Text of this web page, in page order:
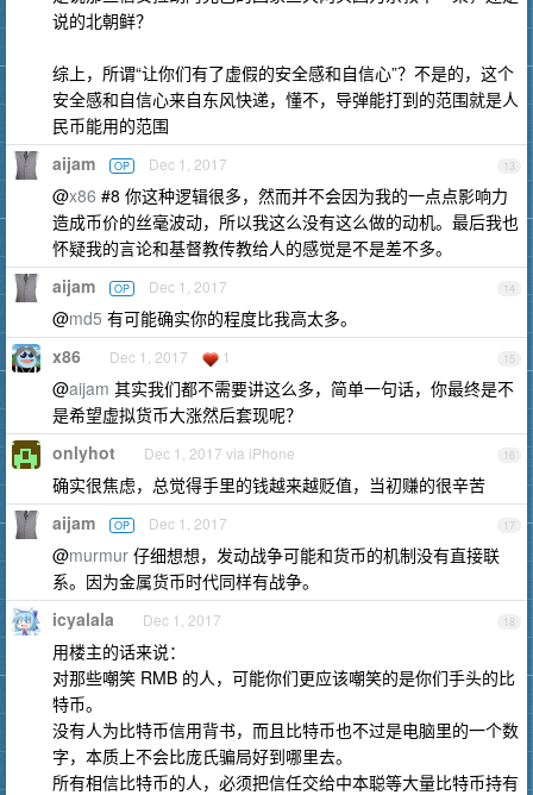
说的北朝鲜？
综上，所谓“让你们有了虚假的安全感和自信心”？不是的，这个
安全感和自信心来自东风快递，懂不，导弹能打到的范围就是人
民币能用的范围
13
aijam OP Dec 1, 2017
@x86 #8 你这种逻辑很多，然而并不会因为我的一点点影响力
造成币价的丝毫波动，所以我这么没有这么做的动机。最后我也
怀疑我的言论和基督教传教给人的感觉是不是差不多。
14
aijam OP Dec 1, 2017
@md5 有可能确实你的程度比我高太多。
15
x86 Dec 1, 2017 1
@aijam 其实我们都不需要讲这么多，简单一句话，你最终是不
是希望虚拟货币大涨然后套现呢？
16
onlyhot Dec 1, 2017 via iPhone
确实很焦虑，总觉得手里的钱越来越贬值，当初赚的很辛苦
17
aijam OP Dec 1, 2017
@murmur 仔细想想，发动战争可能和货币的机制没有直接联
系。因为金属货币时代同样有战争。
18
icyalala Dec 1, 2017
用楼主的话来说：
对那些嘲笑 RMB 的人，可能你们更应该嘲笑的是你们手头的比
特币。
没有人为比特币信用背书，而且比特币也不过是电脑里的一个数
字，本质上不会比庞氏骗局好到哪里去。
所有相信比特币的人，必须把信任交给中本聪等大量比特币持有